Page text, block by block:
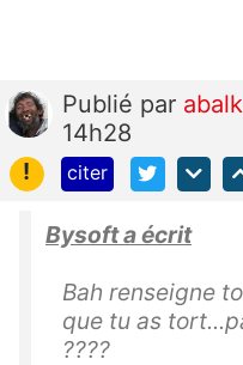
Publié par
14h28
!
citer
Bysoft a écrit
Bah renseigne
que tu as
????